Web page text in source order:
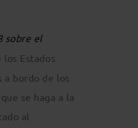
sobre el
Estados
a bordo de los
se haga a la
al